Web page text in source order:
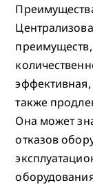
эффективная,
также
Она может
отказов